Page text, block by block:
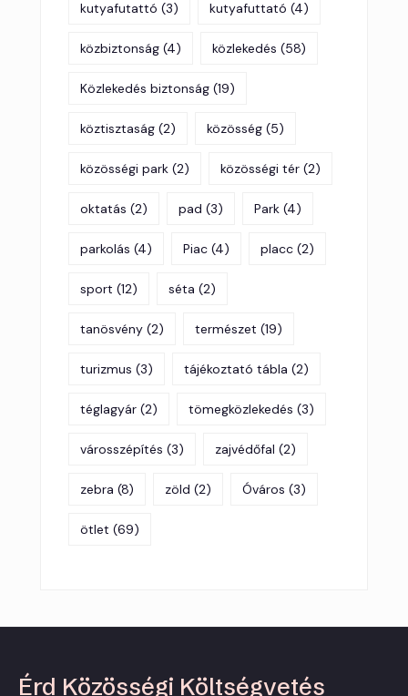
kutyafutattó (3) kutyafuttató (4)
közbiztonság (4) közlekedés (58)
Közlekedés biztonság (19)
köztisztaság (2) közösség (5)
közösségi park (2) közösségi tér (2)
oktatás (2) pad (3) Park (4)
parkolás (4) Piac (4) placc (2)
sport (12) séta (2)
tanösvény (2) természet (19)
turizmus (3) tájékoztató tábla (2)
téglagyár (2) tömegközlekedés (3)
városszépítés (3) zajvédőfal (2)
zebra (8) zöld (2) Óváros (3)
ötlet (69)
Érd Közösségi Költségvetés